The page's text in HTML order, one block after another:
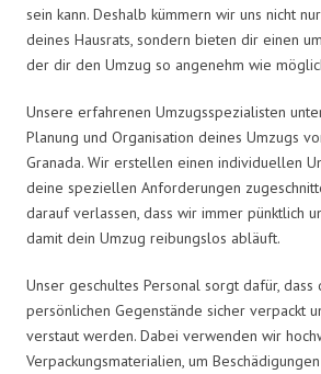
sein kann. Deshalb kümmern wir uns nicht
deines Hausrats, sondern bieten dir einen
der dir den Umzug so angenehm wie
Unsere erfahrenen Umzugsspezialisten
Planung und Organisation deines Umzugs
Granada. Wir erstellen einen individuellen
deine speziellen Anforderungen
darauf verlassen, dass wir immer pünktlich
damit dein Umzug reibungslos abläuft.
Unser geschultes Personal sorgt dafür,
persönlichen Gegenstände sicher verpackt
verstaut werden. Dabei verwenden wir
Verpackungsmaterialien, um